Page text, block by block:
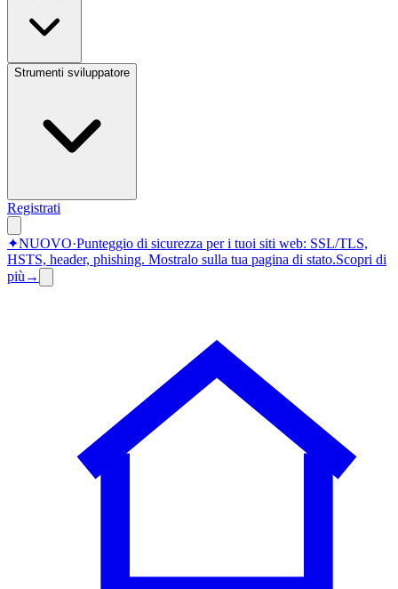
Strumenti sviluppatore
Registrati
✦NUOVO·Punteggio di sicurezza per i tuoi siti web: SSL/TLS,
HSTS, header, phishing. Mostralo sulla tua pagina di stato.Scopri di
più →